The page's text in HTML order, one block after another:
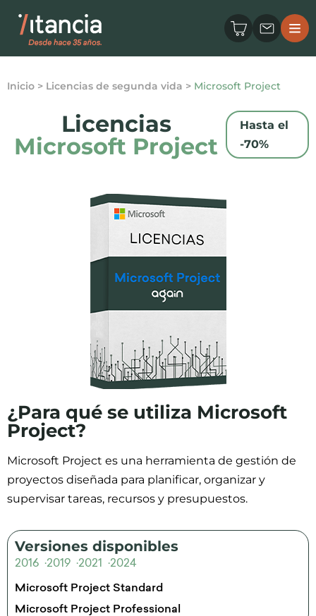
Inicio > Licencias de segunda vida > Microsoft Project
Licencias
Microsoft Project
Hasta el
-70%
¿Para qué se utiliza Microsoft
Project?
Microsoft Project es una herramienta de gestión de
proyectos diseñada para planificar, organizar y
supervisar tareas, recursos y presupuestos.
Versiones disponibles
2016 2019 2021 2024
Microsoft Project Standard
Microsoft Project Professional